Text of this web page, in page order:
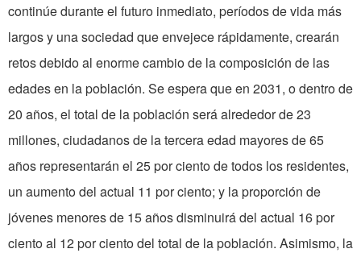
continúe durante el futuro inmediato, períodos de vida más
largos y una sociedad que envejece rápidamente, crearán
retos debido al enorme cambio de la composición de las
edades en la población. Se espera que en 2031, o dentro de
20 años, el total de la población será alrededor de 23
millones, ciudadanos de la tercera edad mayores de 65
años representarán el 25 por ciento de todos los residentes,
un aumento del actual 11 por ciento; y la proporción de
jóvenes menores de 15 años disminuirá del actual 16 por
ciento al 12 por ciento del total de la población. Asimismo, la